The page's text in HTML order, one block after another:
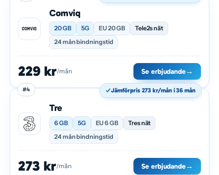
Comviq
20 GB 5G EU 20 GB
Tele2s nät
24 mån bindningstid
229 kr/mån Se erbjudande→
#4
Tre
6 GB 5G EU 6 GB
Tres nät
24 mån bindningstid
Jämförpris 273 kr/mån i 36 mån
273 kr/mån Se erbjudande→